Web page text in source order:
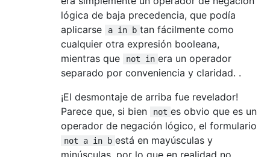
>>> def noteq():
not 'ham' == 'spam and eggs'
>>> dis. dis (noteq)
2
0 LOAD_CONST
3 LOAD_CONST
6 COMPARE_OP
10 POP_TOP
11 LOAD_CONST
RETURN_VALUE
lógica de baja precedencia, que podía
aplicarse
a in b tan fácilmente como
cualquier otra expresión booleana,
mientras que
not in era un operador
separado por conveniencia y claridad. .
¡El desmontaje de arriba fue revelador!
Parece que, si bien
not es obvio que es un
operador de negación lógico, el formulario
not a in b está en mayúsculas y
minúsculas, por lo que en realidad no